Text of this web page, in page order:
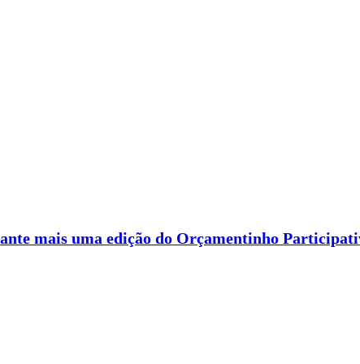
mais uma edição do Orçamentinho